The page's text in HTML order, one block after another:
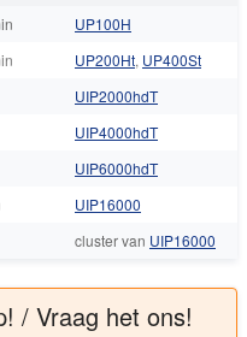
UP100H
UP200Ht, UP400St
UIP2000hdT
UIP4000hdT
UIP6000hdT
UIP16000
cluster van UIP16000
/ Vraag het ons!